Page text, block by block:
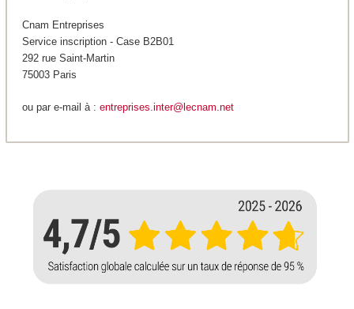
Cnam Entreprises
Service inscription - Case B2B01
292 rue Saint-Martin
75003 Paris
ou par e-mail à : entreprises.inter@lecnam.net